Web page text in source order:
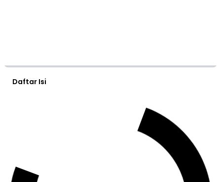
Daftar Isi